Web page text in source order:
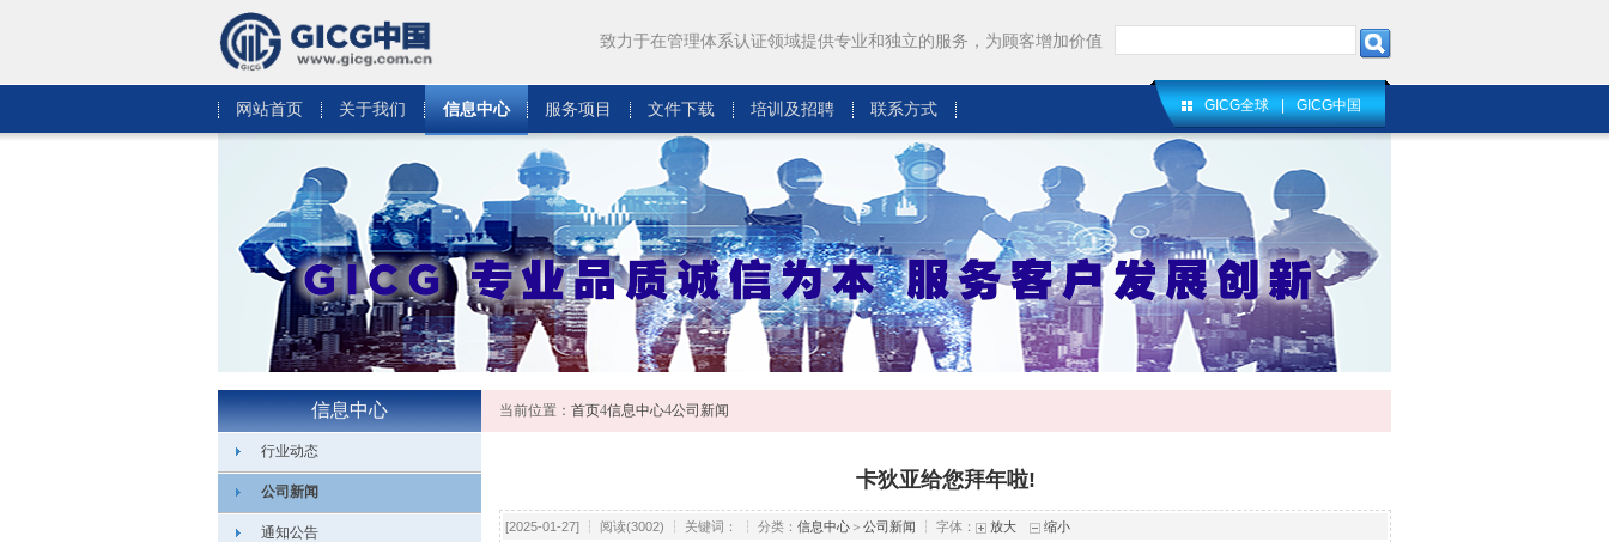
致力于在管理体系认证领域提供专业和独立的服务，为顾客增加价值
网站首页 关于我们 信息中心 服务项目 文件下载 培训及招聘 联系方式 GICG全球 GICG中国
信息中心 当前位置： 首页4信息中心4公司新闻
行业动态
公司新闻
通知公告
卡狄亚给您拜年啦!
[2025-01-27] ┆ 阅读(3002) ┆ 关键词： ┆ 分类： 信息中心 ＞ 公司新闻 ┆ 字体： 放大 缩小